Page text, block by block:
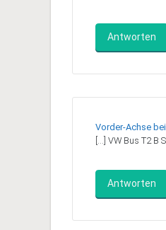
Antworten
Vorder-Achse
[…] VW Bus T2 B
Antworten